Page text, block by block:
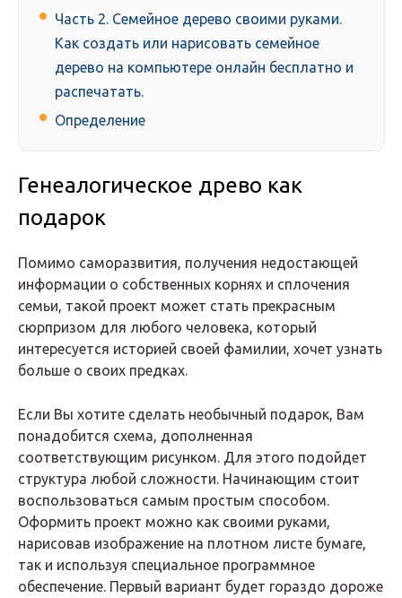
Часть 2. Семейное дерево своими руками.
Как создать или нарисовать семейное
дерево на компьютере онлайн бесплатно и
распечатать.
Определение
Генеалогическое древо как
подарок
Помимо саморазвития, получения недостающей
информации о собственных корнях и сплочения
семьи, такой проект может стать прекрасным
сюрпризом для любого человека, который
интересуется историей своей фамилии, хочет узнать
больше о своих предках.
Если Вы хотите сделать необычный подарок, Вам
понадобится схема, дополненная
соответствующим рисунком. Для этого подойдет
структура любой сложности. Начинающим стоит
воспользоваться самым простым способом.
Оформить проект можно как своими руками,
нарисовав изображение на плотном листе бумаге,
так и используя специальное программное
обеспечение. Первый вариант будет гораздо дороже